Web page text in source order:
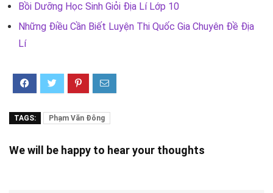
Bồi Dưỡng Học Sinh Giỏi Địa Lí Lớp 10
Những Điều Cần Biết Luyện Thi Quốc Gia Chuyên Đề Địa
Lí
TAGS: Phạm Văn Đông
We will be happy to hear your thoughts